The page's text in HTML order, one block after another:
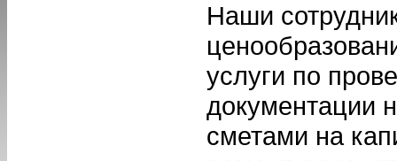
Наши
услуги по
документации
сметами на